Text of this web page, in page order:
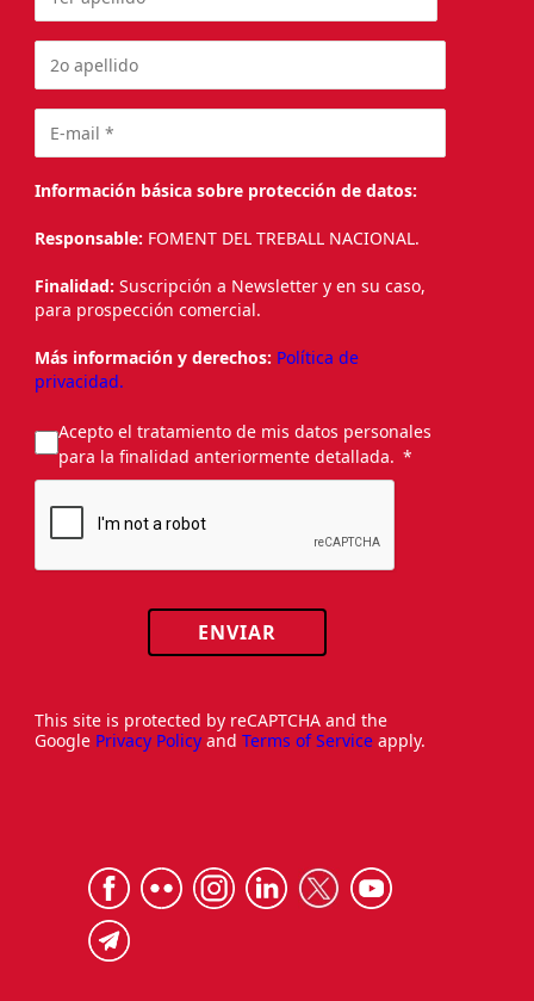
Información básica sobre protección de datos:
Responsable: FOMENT DEL TREBALL NACIONAL.
Finalidad: Suscripción a Newsletter y en su caso,
para prospección comercial.
Más información y derechos: Política de
privacidad.
Acepto el tratamiento de mis datos personales
para la finalidad anteriormente detallada.
ENVIAR
This site is protected by reCAPTCHA and the
Google Privacy Policy and Terms of Service apply.